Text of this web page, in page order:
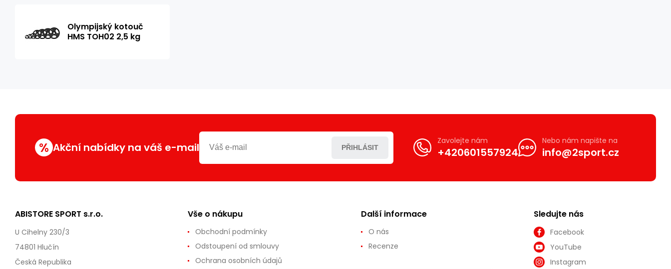
Olympijský kotouč
HMS TOH02 2,5 kg
% Akční nabídky na váš e-mail PŘIHLÁSIT
Zavolejte nám
+420601557924
Nebo nám napište na
info@2sport.cz
ABISTORE SPORT s.r.o.
U Cihelny 230/3
74801 Hlučín
Česká Republika
Vše o nákupu
Obchodní podmínky
Odstoupení od smlouvy
Ochrana osobních údajů
Další informace
O nás
Recenze
Sledujte nás
Facebook
YouTube
Instagram